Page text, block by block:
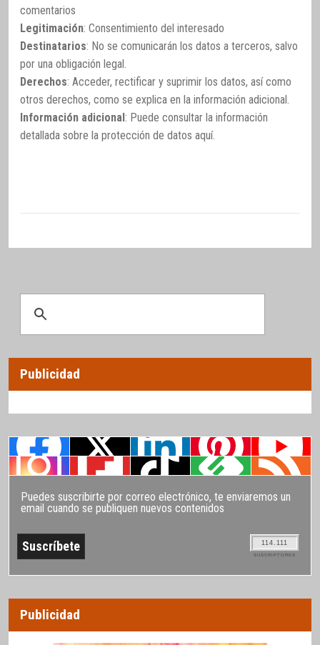
comentarios
Legitimación: Consentimiento del interesado
Destinatarios: No se comunicarán los datos a terceros, salvo
por una obligación legal.
Derechos: Acceder, rectificar y suprimir los datos, así como
otros derechos, como se explica en la información adicional.
Información adicional: Puede consultar la información
detallada sobre la protección de datos aquí.
Publicidad
Puedes suscribirte por correo electrónico, te enviaremos un
email cuando se publiquen nuevos contenidos
114.111
SUSCRIPTORES
Publicidad